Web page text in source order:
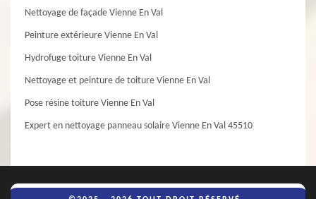
Nettoyage de façade Vienne En Val
Peinture extérieure Vienne En Val
Hydrofuge toiture Vienne En Val
Nettoyage et peinture de toiture Vienne En Val
Pose résine toiture Vienne En Val
Expert en nettoyage panneau solaire Vienne En Val 45510